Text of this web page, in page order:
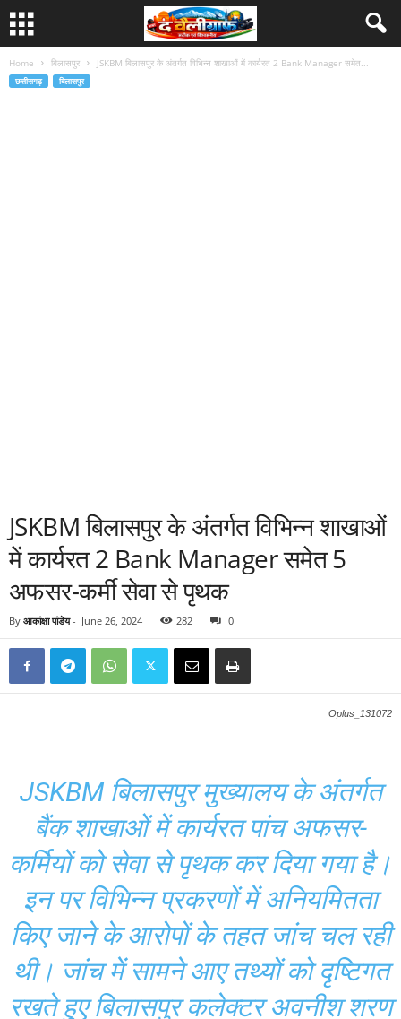
Home बिलासपुर JSKBM बिलासपुर के अंतर्गत विभिन्न शाखाओं में कार्यरत 2 Bank Manager समेत...
छत्तीसगढ़ बिलासपुर
JSKBM बिलासपुर के अंतर्गत विभिन्न शाखाओं
में कार्यरत 2 Bank Manager समेत 5
अफसर-कर्मी सेवा से पृथक
By आकांक्षा पांडेय- June 26, 2024 282 0
Oplus_131072
JSKBM बिलासपुर मुख्यालय के अंतर्गत
बैंक शाखाओं में कार्यरत पांच अफसर-
कर्मियों को सेवा से पृथक कर दिया गया है।
इन पर विभिन्न प्रकरणों में अनियमितता
किए जाने के आरोपों के तहत जांच चल रही
थी। जांच में सामने आए तथ्यों को दृष्टिगत
रखते हुए बिलासपुर कलेक्टर अवनीश शरण